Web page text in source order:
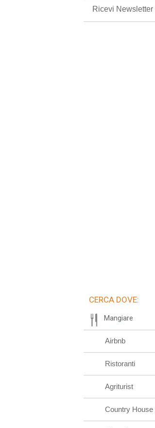
Ricevi Newsletter
CERCA DOVE:
Mangiare
Airbnb
Ristoranti
Agriturist
Country House